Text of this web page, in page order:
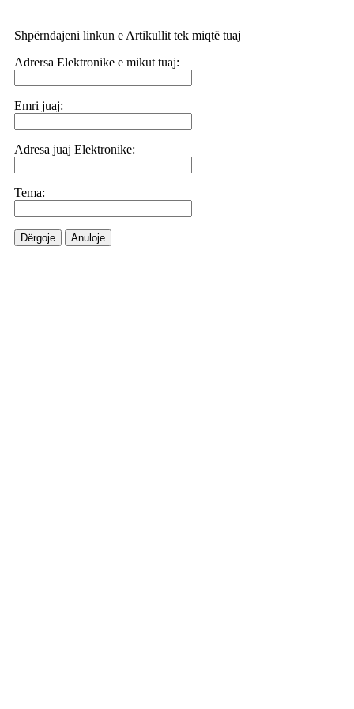
Shpërndajeni linkun e Artikullit tek miqtë tuaj
Adrersa Elektronike e mikut tuaj:
Emri juaj:
Adresa juaj Elektronike:
Tema:
Dërgoje Anuloje